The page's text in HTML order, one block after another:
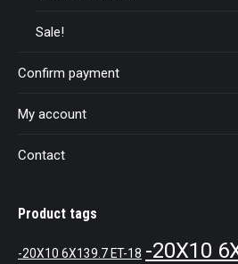
Sale!
Confirm payment
My account
Contact
Product tags
-20X10 6X139.7 ET-18 -20X10